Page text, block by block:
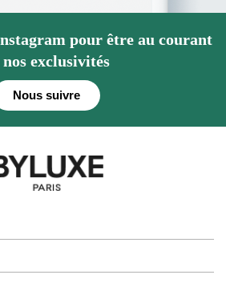
pour être au courant
nos exclusivités
Nous suivre